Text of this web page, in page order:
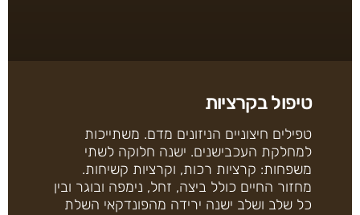
טיפול בקרציות
טפילים חיצוניים הניזונים מדם. משתייכות
למחלקת העכבישנים. ישנה חלוקה לשתי
משפחות: קרציות רכות, וקרציות קשיחות.
מחזור החיים כולל ביצה, זחל, נימפה ובוגר ובין
כל שלב ושלב ישנה ירידה מהפונדקאי השלת